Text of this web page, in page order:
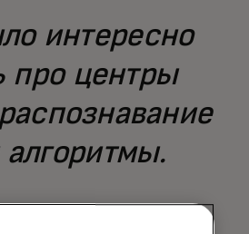
интересно
про центры